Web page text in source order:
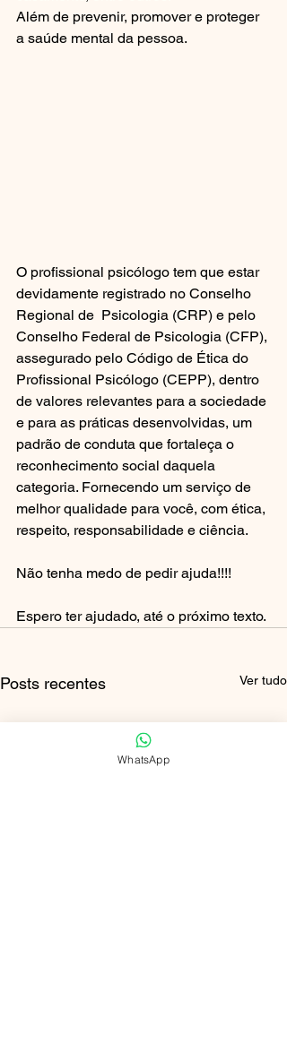
Além de prevenir, promover e proteger
a saúde mental da pessoa.
O profissional psicólogo tem que estar
devidamente registrado no Conselho
Regional de  Psicologia (CRP) e pelo
Conselho Federal de Psicologia (CFP),
assegurado pelo Código de Ética do
Profissional Psicólogo (CEPP), dentro
de valores relevantes para a sociedade
e para as práticas desenvolvidas, um
padrão de conduta que fortaleça o
reconhecimento social daquela
categoria. Fornecendo um serviço de
melhor qualidade para você, com ética,
respeito, responsabilidade e ciência.
Não tenha medo de pedir ajuda!!!!
Espero ter ajudado, até o próximo texto.
Posts recentes Ver tudo
WhatsApp